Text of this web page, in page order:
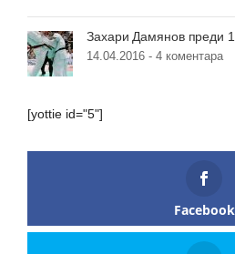
Захари Дамянов преди
14.04.2016 - 4 коментара
[yottie id="5"]
Facebook